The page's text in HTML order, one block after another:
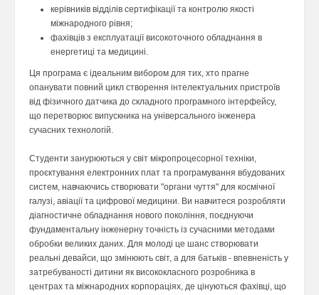
керівників відділів сертифікації та контролю якості
міжнародного рівня;
фахівців з експлуатації високоточного обладнання в
енергетиці та медицині.
Ця програма є ідеальним вибором для тих, хто прагне
опанувати повний цикл створення інтелектуальних пристроїв
від фізичного датчика до складного програмного інтерфейсу,
що перетворює випускника на універсального інженера
сучасних технологій.
Студенти занурюються у світ мікропроцесорної техніки,
проєктування електронних плат та програмування вбудованих
систем, навчаючись створювати "органи чуття" для космічної
галузі, авіації та цифрової медицини. Ви навчитеся розробляти
діагностичне обладнання нового покоління, поєднуючи
фундаментальну інженерну точність із сучасними методами
обробки великих даних. Для молоді це шанс створювати
реальні девайси, що змінюють світ, а для батьків - впевненість у
затребуваності дитини як висококласного розробника в
центрах та міжнародних корпораціях, де цінуються фахівці, що